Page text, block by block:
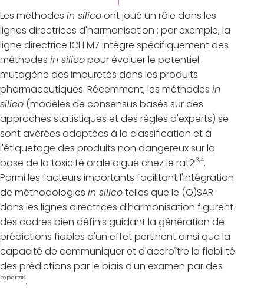
Les méthodes in silicoont joué un rôle dans les
lignes directrices d'harmonisation ; par exemple, la
ligne directrice ICH M7 intègre spécifiquement des
méthodes in silicopour évaluer le potentiel
mutagène des impuretés dans les produits
pharmaceutiques. Récemment, les méthodes in
silico (modèles de consensus basés sur des
approches statistiques et des règles d'experts) se
sont avérées adaptées à la classification et à
l'étiquetage des produits non dangereux sur la
base de la toxicité orale aiguë chez le rat2,3,4.
Parmi les facteurs importants facilitant l'intégration
de méthodologies in silicotelles que le (Q)SAR
dans les lignes directrices d'harmonisation figurent
des cadres bien définis guidant la génération de
prédictions fiables d'un effet pertinent ainsi que la
capacité de communiquer et d'accroître la fiabilité
des prédictions par le biais d'un examen par des
experts5.